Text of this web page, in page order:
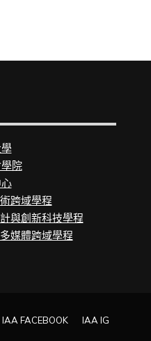
院
跨域學程
與創新科技學程
媒體跨域學程
IAA FACEBOOK IAA IG